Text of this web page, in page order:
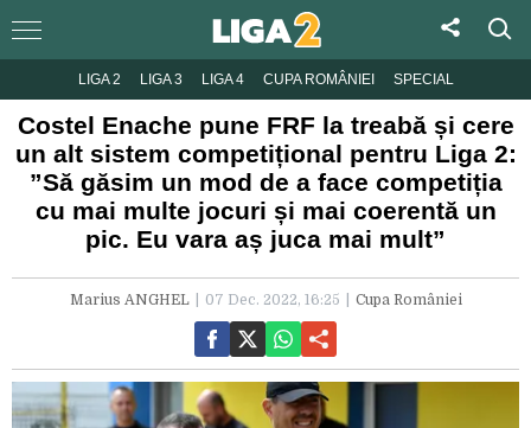
LIGA 2 LIGA 3 LIGA 4 CUPA ROMÂNIEI SPECIAL
Costel Enache pune FRF la treabă și cere
un alt sistem competițional pentru Liga 2:
”Să găsim un mod de a face competiția
cu mai multe jocuri și mai coerentă un
pic. Eu vara aș juca mai mult”
Marius ANGHEL 07 Dec. 2022, 16:25 Cupa României